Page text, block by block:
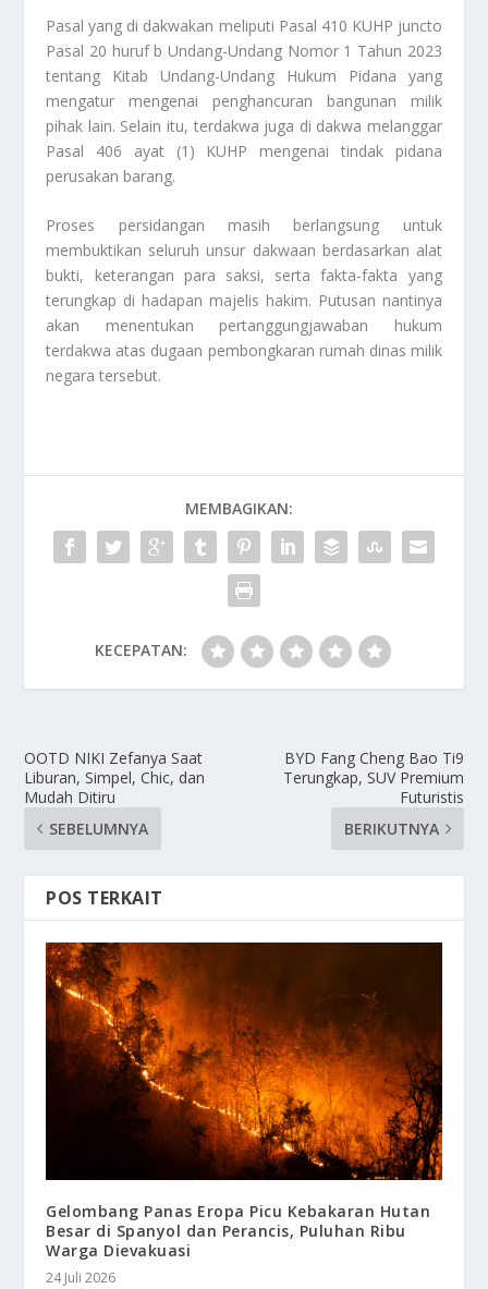
Pasal yang di dakwakan meliputi Pasal 410 KUHP juncto
Pasal 20 huruf b Undang-Undang Nomor 1 Tahun 2023
tentang Kitab Undang-Undang Hukum Pidana yang
mengatur mengenai penghancuran bangunan milik
pihak lain. Selain itu, terdakwa juga di dakwa melanggar
Pasal 406 ayat (1) KUHP mengenai tindak pidana
perusakan barang.
Proses persidangan masih berlangsung untuk
membuktikan seluruh unsur dakwaan berdasarkan alat
bukti, keterangan para saksi, serta fakta-fakta yang
terungkap di hadapan majelis hakim. Putusan nantinya
akan menentukan pertanggungjawaban hukum
terdakwa atas dugaan pembongkaran rumah dinas milik
negara tersebut.
MEMBAGIKAN:
KECEPATAN:
OOTD NIKI Zefanya Saat
Liburan, Simpel, Chic, dan
Mudah Ditiru
SEBELUMNYA
BYD Fang Cheng Bao Ti9
Terungkap, SUV Premium
Futuristis
BERIKUTNYA
POS TERKAIT
Gelombang Panas Eropa Picu Kebakaran Hutan
Besar di Spanyol dan Perancis, Puluhan Ribu
Warga Dievakuasi
24 Juli 2026